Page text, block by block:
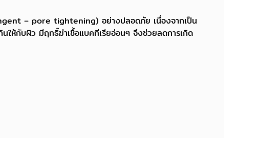
– pore tightening) อย่างปลอดภัย เนื่องจากเป็น
ห้กับผิว มีฤทธิ์ฆ่าเชื้อแบคทีเรียอ่อนๆ จึงช่วยลดการเกิด